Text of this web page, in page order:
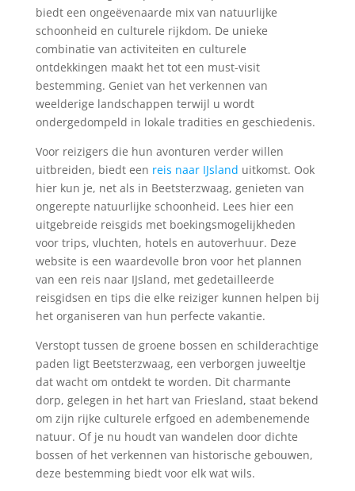
biedt een ongeëvenaarde mix van natuurlijke
schoonheid en culturele rijkdom. De unieke
combinatie van activiteiten en culturele
ontdekkingen maakt het tot een must-visit
bestemming. Geniet van het verkennen van
weelderige landschappen terwijl u wordt
ondergedompeld in lokale tradities en geschiedenis.
Voor reizigers die hun avonturen verder willen
uitbreiden, biedt een reis naar IJsland uitkomst. Ook
hier kun je, net als in Beetsterzwaag, genieten van
ongerepte natuurlijke schoonheid. Lees hier een
uitgebreide reisgids met boekingsmogelijkheden
voor trips, vluchten, hotels en autoverhuur. Deze
website is een waardevolle bron voor het plannen
van een reis naar IJsland, met gedetailleerde
reisgidsen en tips die elke reiziger kunnen helpen bij
het organiseren van hun perfecte vakantie.
Verstopt tussen de groene bossen en schilderachtige
paden ligt Beetsterzwaag, een verborgen juweeltje
dat wacht om ontdekt te worden. Dit charmante
dorp, gelegen in het hart van Friesland, staat bekend
om zijn rijke culturele erfgoed en adembenemende
natuur. Of je nu houdt van wandelen door dichte
bossen of het verkennen van historische gebouwen,
deze bestemming biedt voor elk wat wils.